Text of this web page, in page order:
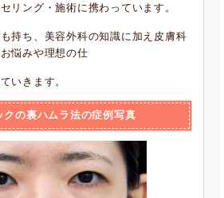
リング・施術に携わっています。
持ち、美容外科の知識に加え皮膚科
悩みや理想の仕
いきます。
クの裏ハムラ法の症例写真